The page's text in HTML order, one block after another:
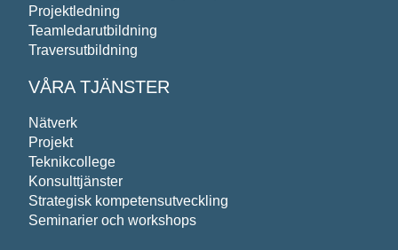
Projektledning
Teamledarutbildning
Traversutbildning
VÅRA TJÄNSTER
Nätverk
Projekt
Teknikcollege
Konsulttjänster
Strategisk kompetensutveckling
Seminarier och workshops